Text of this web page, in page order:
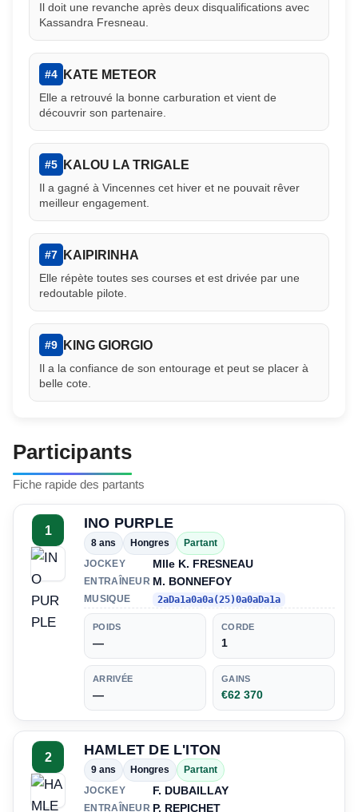
Il doit une revanche après deux disqualifications avec
Kassandra Fresneau.
#4 KATE METEOR
Elle a retrouvé la bonne carburation et vient de
découvrir son partenaire.
#5 KALOU LA TRIGALE
Il a gagné à Vincennes cet hiver et ne pouvait rêver
meilleur engagement.
#7 KAIPIRINHA
Elle répète toutes ses courses et est drivée par une
redoutable pilote.
#9 KING GIORGIO
Il a la confiance de son entourage et peut se placer à
belle cote.
Participants
Fiche rapide des partants
1 INO PURPLE
8 ans Hongres
Partant
JOCKEY
Mlle K. FRESNEAU
ENTRAÎNEUR M. BONNEFOY
MUSIQUE 2aDa1a0a0a(25)0a0aDa1a
POIDS
—
CORDE
1
ARRIVÉE
—
GAINS
€62 370
2 HAMLET DE L'ITON
9 ans Hongres
Partant
JOCKEY
F. DUBAILLAY
ENTRAÎNEUR P. REPICHET